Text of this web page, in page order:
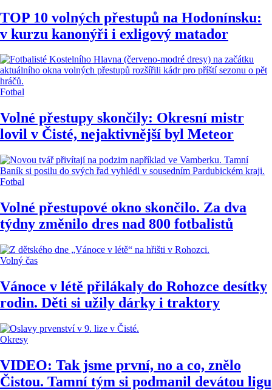
TOP 10 volných přestupů na Hodonínsku:
v kurzu kanonýři i exligový matador
Fotbal
Volné přestupy skončily: Okresní mistr
lovil v Čisté, nejaktivnější byl Meteor
Fotbal
Volné přestupové okno skončilo. Za dva
týdny změnilo dres nad 800 fotbalistů
Volný čas
Vánoce v létě přilákaly do Rohozce desítky
rodin. Děti si užily dárky i traktory
Okresy
VIDEO: Tak jsme první, no a co, znělo
Čistou. Tamní tým si podmanil devátou ligu